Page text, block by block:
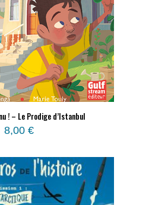
! – Le Prodige d’Istanbul
8,00 €